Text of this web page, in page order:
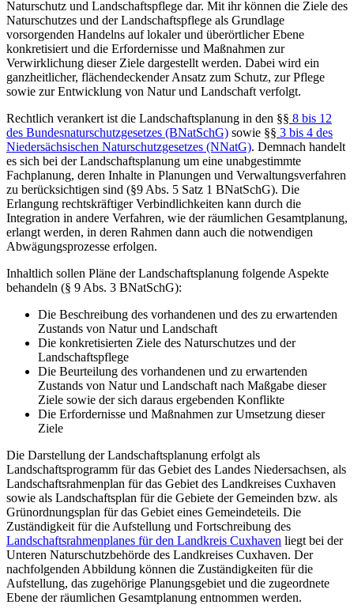
Naturschutz und Landschaftspflege dar. Mit ihr können die Ziele des
Naturschutzes und der Landschaftspflege als Grundlage
vorsorgenden Handelns auf lokaler und überörtlicher Ebene
konkretisiert und die Erfordernisse und Maßnahmen zur
Verwirklichung dieser Ziele dargestellt werden. Dabei wird ein
ganzheitlicher, flächendeckender Ansatz zum Schutz, zur Pflege
sowie zur Entwicklung von Natur und Landschaft verfolgt.
Rechtlich verankert ist die Landschaftsplanung in den §§ 8 bis 12
des Bundesnaturschutzgesetzes (BNatSchG) sowie §§ 3 bis 4 des
Niedersächsischen Naturschutzgesetzes (NNatG). Demnach handelt
es sich bei der Landschaftsplanung um eine unabgestimmte
Fachplanung, deren Inhalte in Planungen und Verwaltungsverfahren
zu berücksichtigen sind (§9 Abs. 5 Satz 1 BNatSchG). Die
Erlangung rechtskräftiger Verbindlichkeiten kann durch die
Integration in andere Verfahren, wie der räumlichen Gesamtplanung,
erlangt werden, in deren Rahmen dann auch die notwendigen
Abwägungsprozesse erfolgen.
Inhaltlich sollen Pläne der Landschaftsplanung folgende Aspekte
behandeln (§ 9 Abs. 3 BNatSchG):
Die Beschreibung des vorhandenen und des zu erwartenden
Zustands von Natur und Landschaft
Die konkretisierten Ziele des Naturschutzes und der
Landschaftspflege
Die Beurteilung des vorhandenen und zu erwartenden
Zustands von Natur und Landschaft nach Maßgabe dieser
Ziele sowie der sich daraus ergebenden Konflikte
Die Erfordernisse und Maßnahmen zur Umsetzung dieser
Ziele
Die Darstellung der Landschaftsplanung erfolgt als
Landschaftsprogramm für das Gebiet des Landes Niedersachsen, als
Landschaftsrahmenplan für das Gebiet des Landkreises Cuxhaven
sowie als Landschaftsplan für die Gebiete der Gemeinden bzw. als
Grünordnungsplan für das Gebiet eines Gemeindeteils. Die
Zuständigkeit für die Aufstellung und Fortschreibung des
Landschaftsrahmenplanes für den Landkreis Cuxhaven liegt bei der
Unteren Naturschutzbehörde des Landkreises Cuxhaven. Der
nachfolgenden Abbildung können die Zuständigkeiten für die
Aufstellung, das zugehörige Planungsgebiet und die zugeordnete
Ebene der räumlichen Gesamtplanung entnommen werden.